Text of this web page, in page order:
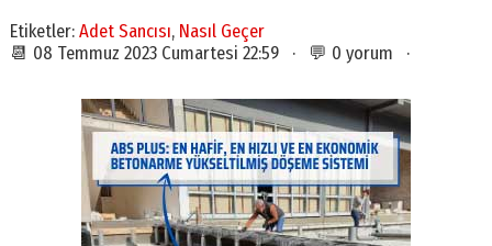
Etiketler: Adet Sancısı, Nasıl Geçer
📆 08 Temmuz 2023 Cumartesi 22:59 · 💬 0 yorum ·